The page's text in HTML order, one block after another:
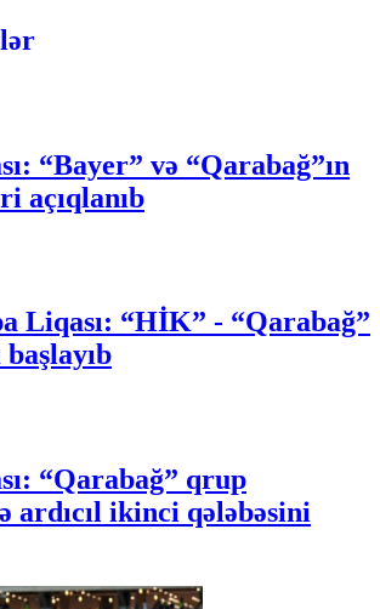
“Bayer” və “Qarabağ”ın
açıqlanıb
Liqası: “HİK” - “Qarabağ”
başlayıb
“Qarabağ” qrup
ardıcıl ikinci qələbəsini